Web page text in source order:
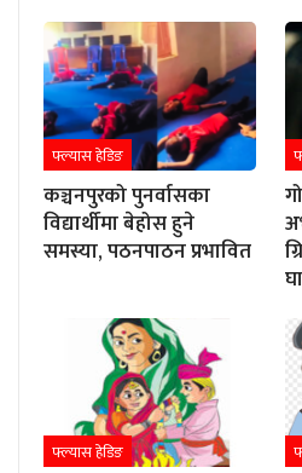
फ्ल्यास हेडिङ
कञ्चनपुरको पुनर्वासका
विद्यार्थीमा बेहोस हुने
समस्या, पठनपाठन प्रभावित
फ्ल्यास हेडिङ